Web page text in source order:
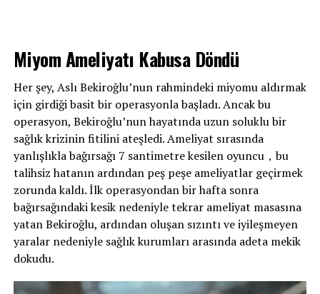
Miyom Ameliyatı Kabusa Döndü
Her şey, Aslı Bekiroğlu’nun rahmindeki miyomu aldırmak
için girdiği basit bir operasyonla başladı. Ancak bu
operasyon, Bekiroğlu’nun hayatında uzun soluklu bir
sağlık krizinin fitilini ateşledi. Ameliyat sırasında
yanlışlıkla bağırsağı 7 santimetre kesilen oyuncu，bu
talihsiz hatanın ardından peş peşe ameliyatlar geçirmek
zorunda kaldı. İlk operasyondan bir hafta sonra
bağırsağındaki kesik nedeniyle tekrar ameliyat masasına
yatan Bekiroğlu, ardından oluşan sızıntı ve iyileşmeyen
yaralar nedeniyle sağlık kurumları arasında adeta mekik
dokudu.